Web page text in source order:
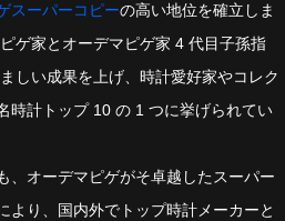
スーパーコピーの高い地位を確立しま
ゲ家とオーデマピゲ家 4 代目子孫指
しい成果を上げ、時計愛好家やコレク
時計トップ 10 の 1 つに挙げられてい
、オーデマピゲがそ卓越したスーパー
より、国内外でトップ時計メーカーと